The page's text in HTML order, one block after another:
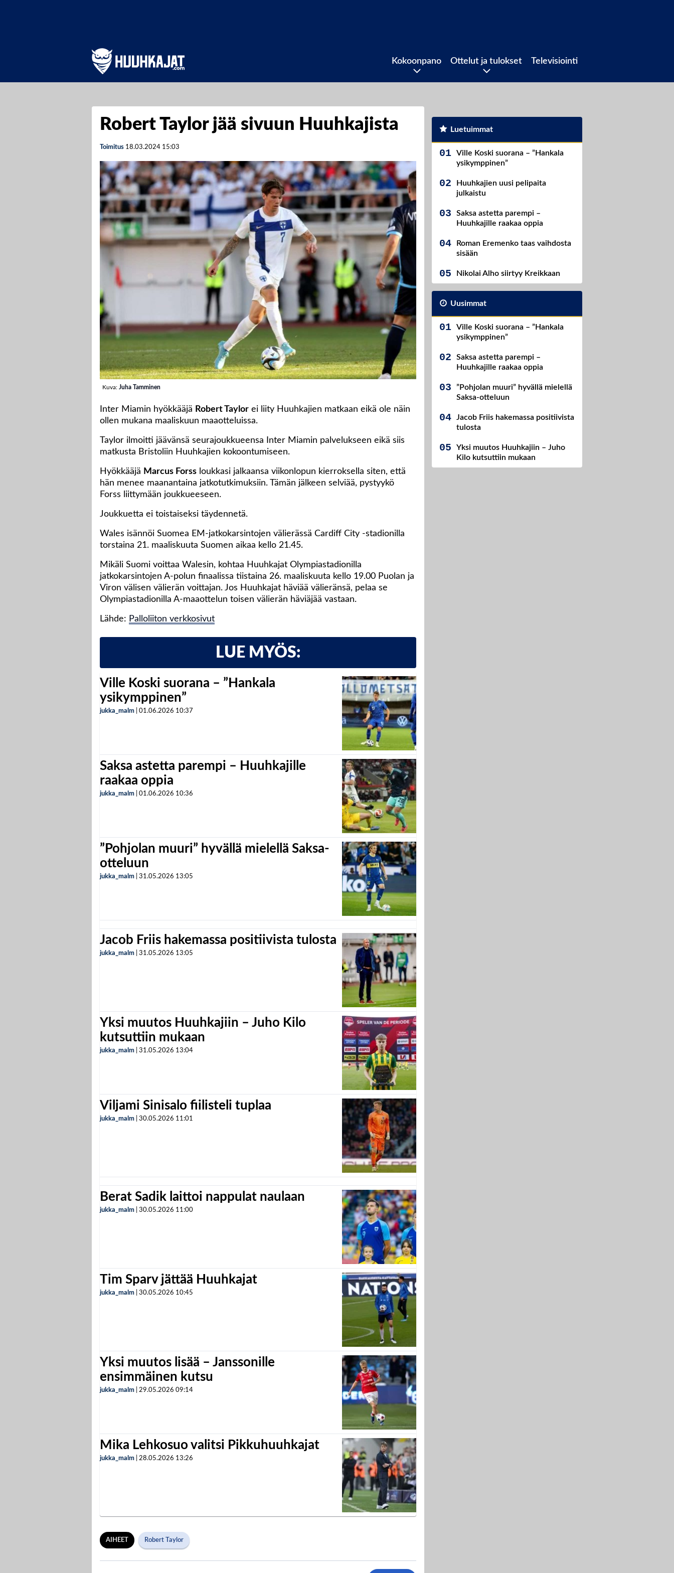
Kokoonpano Ottelut ja tulokset Televisiointi
Robert Taylor jää sivuun Huuhkajista
Toimitus 18.03.2024 15:03
Kuva: Juha Tamminen
Inter Miamin hyökkääjä Robert Taylor ei liity Huuhkajien matkaan eikä ole näin
ollen mukana maaliskuun maaotteluissa.
Taylor ilmoitti jäävänsä seurajoukkueensa Inter Miamin palvelukseen eikä siis
matkusta Bristoliin Huuhkajien kokoontumiseen.
Hyökkääjä Marcus Forss loukkasi jalkaansa viikonlopun kierroksella siten, että
hän menee maanantaina jatkotutkimuksiin. Tämän jälkeen selviää, pystyykö
Forss liittymään joukkueeseen.
Joukkuetta ei toistaiseksi täydennetä.
Wales isännöi Suomea EM-jatkokarsintojen välierässä Cardiff City -stadionilla
torstaina 21. maaliskuuta Suomen aikaa kello 21.45.
Mikäli Suomi voittaa Walesin, kohtaa Huuhkajat Olympiastadionilla
jatkokarsintojen A-polun finaalissa tiistaina 26. maaliskuuta kello 19.00 Puolan ja
Viron välisen välierän voittajan. Jos Huuhkajat häviää välieränsä, pelaa se
Olympiastadionilla A-maaottelun toisen välierän häviäjää vastaan.
Lähde: Palloliiton verkkosivut
LUE MYÖS:
Ville Koski suorana – ”Hankala
ysikymppinen”
jukka_malm 01.06.2026 10:37
Saksa astetta parempi – Huuhkajille
raakaa oppia
jukka_malm 01.06.2026 10:36
”Pohjolan muuri” hyvällä mielellä Saksa-
otteluun
jukka_malm 31.05.2026 13:05
Jacob Friis hakemassa positiivista tulosta
jukka_malm 31.05.2026 13:05
Yksi muutos Huuhkajiin – Juho Kilo
kutsuttiin mukaan
jukka_malm 31.05.2026 13:04
Viljami Sinisalo fiilisteli tuplaa
jukka_malm 30.05.2026 11:01
Berat Sadik laittoi nappulat naulaan
jukka_malm 30.05.2026 11:00
Tim Sparv jättää Huuhkajat
jukka_malm 30.05.2026 10:45
Yksi muutos lisää – Janssonille
ensimmäinen kutsu
jukka_malm 29.05.2026 09:14
Mika Lehkosuo valitsi Pikkuhuuhkajat
jukka_malm 28.05.2026 13:26
AIHEET Robert Taylor
Luetuimmat
Ville Koski suorana – ”Hankala
ysikymppinen”
Huuhkajien uusi pelipaita
julkaistu
Saksa astetta parempi –
Huuhkajille raakaa oppia
Roman Eremenko taas vaihdosta
sisään
Nikolai Alho siirtyy Kreikkaan
Uusimmat
Ville Koski suorana – ”Hankala
ysikymppinen”
Saksa astetta parempi –
Huuhkajille raakaa oppia
”Pohjolan muuri” hyvällä mielellä
Saksa-otteluun
Jacob Friis hakemassa positiivista
tulosta
Yksi muutos Huuhkajiin – Juho
Kilo kutsuttiin mukaan